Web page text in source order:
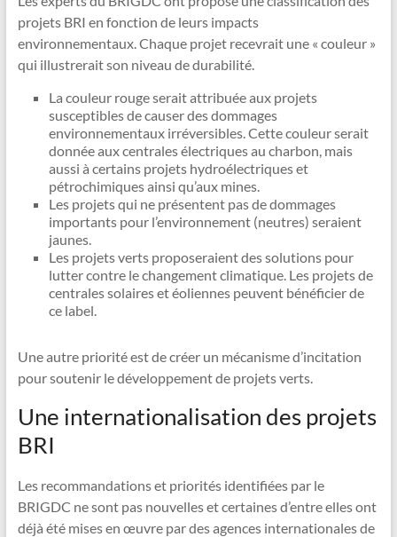
projets BRI en fonction de leurs impacts
environnementaux. Chaque projet recevrait une « couleur »
qui illustrerait son niveau de durabilité.
La couleur rouge serait attribuée aux projets
susceptibles de causer des dommages
environnementaux irréversibles. Cette couleur serait
donnée aux centrales électriques au charbon, mais
aussi à certains projets hydroélectriques et
pétrochimiques ainsi qu’aux mines.
Les projets qui ne présentent pas de dommages
importants pour l’environnement (neutres) seraient
jaunes.
Les projets verts proposeraient des solutions pour
lutter contre le changement climatique. Les projets de
centrales solaires et éoliennes peuvent bénéficier de
ce label.
Une autre priorité est de créer un mécanisme d’incitation
pour soutenir le développement de projets verts.
Une internationalisation des projets
BRI
Les recommandations et priorités identifiées par le
BRIGDC ne sont pas nouvelles et certaines d’entre elles ont
déjà été mises en œuvre par des agences internationales de